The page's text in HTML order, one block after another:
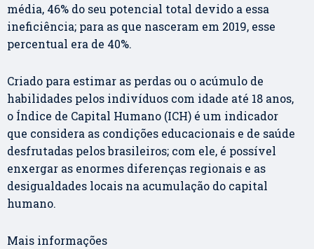
média, 46% do seu potencial total devido a essa
ineficiência; para as que nasceram em 2019, esse
percentual era de 40%.
Criado para estimar as perdas ou o acúmulo de
habilidades pelos indivíduos com idade até 18 anos,
o Índice de Capital Humano (ICH) é um indicador
que considera as condições educacionais e de saúde
desfrutadas pelos brasileiros; com ele, é possível
enxergar as enormes diferenças regionais e as
desigualdades locais na acumulação do capital
humano.
Mais informações